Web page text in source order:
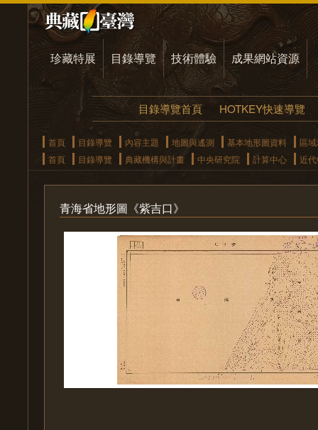
珍藏特展 目錄導覽 技術體驗 成果網站資源
目錄導覽首頁 HOTKEY快速導覽
首頁 目錄導覽 內容主題 地圖與遙測 基本地形圖資料
區
首頁
目錄導覽 典藏機構與計畫 中央研究院 計算中心 近
青海省地形圖《紫吉口》